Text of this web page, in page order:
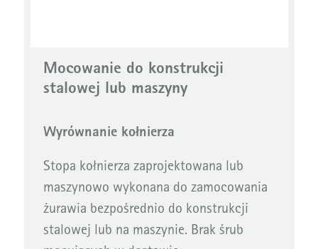
Mocowanie do konstrukcji
stalowej lub maszyny
Wyrównanie kołnierza
Stopa kołnierza zaprojektowana lub
maszynowo wykonana do zamocowania
żurawia bezpośrednio do konstrukcji
stalowej lub na maszynie. Brak śrub